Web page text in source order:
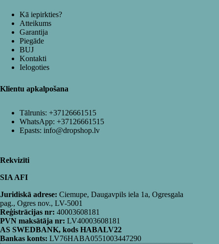
Kā iepirkties?
Atteikums
Garantija
Piegāde
BUJ
Kontakti
Ielogoties
Klientu apkalpošana
Tālrunis: +37126661515
WhatsApp: +37126661515
Epasts: info@dropshop.lv
Rekvizīti
SIA AFI
Juridiskā adrese: Ciemupe, Daugavpils iela 1a, Ogresgala
pag., Ogres nov., LV-5001
Reģistrācijas nr: 40003608181
PVN maksātāja nr: LV40003608181
AS SWEDBANK, kods HABALV22
Bankas konts: LV76HABA0551003447290